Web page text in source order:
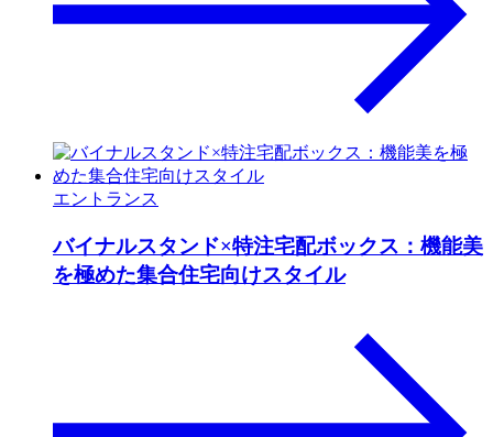
エントランス
バイナルスタンド×特注宅配ボックス：機能美
を極めた集合住宅向けスタイル